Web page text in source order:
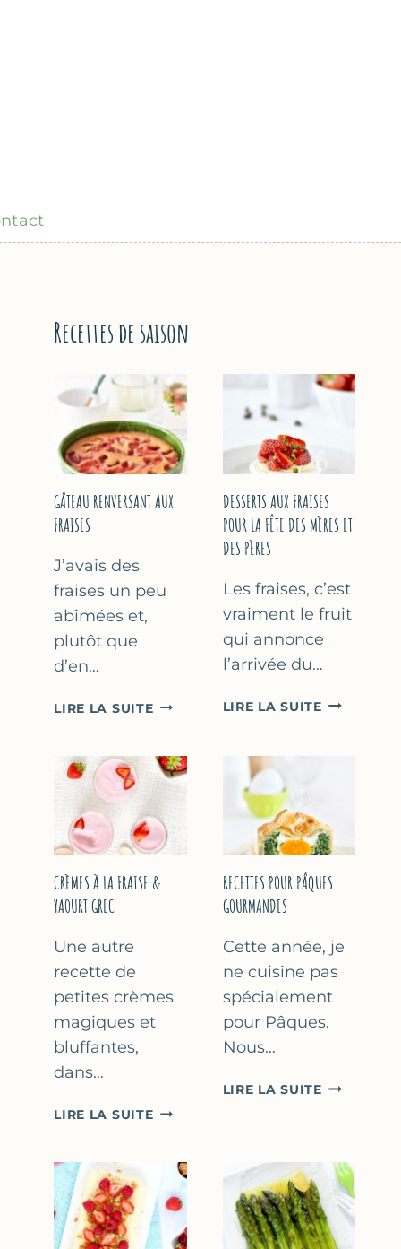
Recettes de saison
GÂTEAU RENVERSANT AUX
FRAISES
J’avais des
fraises un peu
abîmées et,
plutôt que
d’en…
LIRE LA SUITEGÂTEAU
FRAISES
DESSERTS AUX FRAISES
POUR LA FÊTE DES MÈRES ET
DES PÈRES
Les fraises, c’est
vraiment le fruit
qui annonce
l’arrivée du…
LIRE LA SUITEDESSERTS
DES
MÈRES
DES
CRÈMES À LA FRAISE &
YAOURT GREC
Une autre
recette de
petites crèmes
magiques et
bluffantes,
dans…
LIRE LA SUITECRÈMES
FRAISE
YAOURT
GREC
RECETTES POUR PÂQUES
GOURMANDES
Cette année, je
ne cuisine pas
spécialement
pour Pâques.
Nous…
LIRE LA SUITERECETTES